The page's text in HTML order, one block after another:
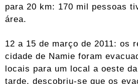
para 20 km: 170 mil pessoas
área.
12 a 15 de março de 2011: os
cidade de Namie foram
locais para um local a oeste
tarde, descobriu-se que os